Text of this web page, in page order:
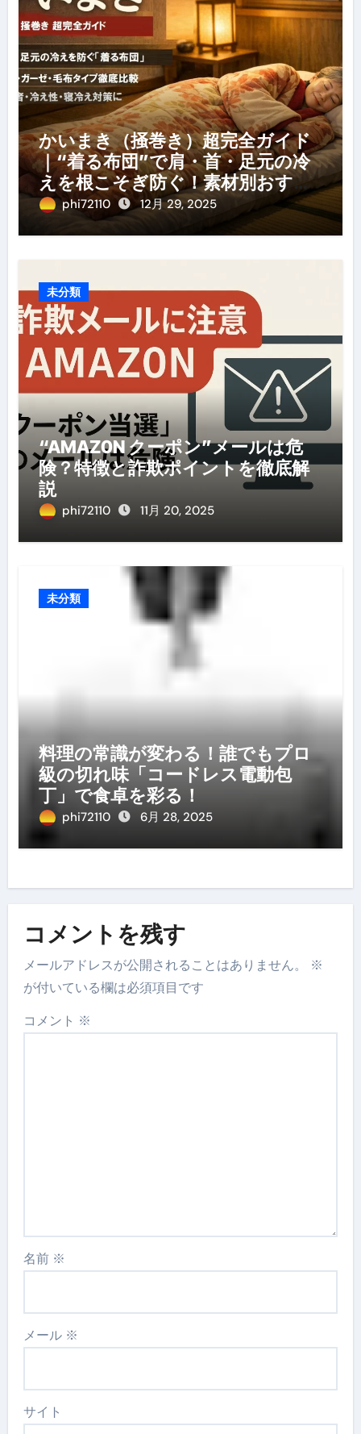
かいまき（掻巻き）超完全ガイド
｜“着る布団”で肩・首・足元の冷
えを根こそぎ防ぐ！素材別おすす
め・選び方・洗い方・Q&Aまで
phi72110 12月 29, 2025
未分類
“AMAZ0N クーポン”メールは危
険？特徴と詐欺ポイントを徹底解
説
phi72110 11月 20, 2025
未分類
料理の常識が変わる！誰でもプロ
級の切れ味「コードレス電動包
丁」で食卓を彩る！
phi72110 6月 28, 2025
コメントを残す
メールアドレスが公開されることはありません。
※
が付いている欄は必須項目です
コメント ※
名前 ※
メール ※
サイト